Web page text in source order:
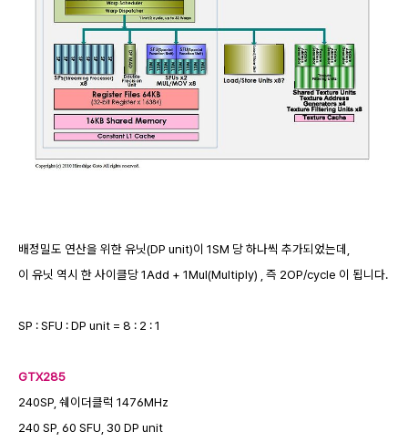
배정밀도 연산을 위한 유닛(DP unit)이 1SM 당 하나씩 추가되었는데,
이 유닛 역시 한 사이클당 1Add + 1Mul(Multiply) , 즉 2OP/cycle 이 됩니다.
SP : SFU : DP unit = 8 : 2 : 1
GTX285
240SP, 쉐이더클럭 1476MHz
240 SP, 60 SFU, 30 DP unit